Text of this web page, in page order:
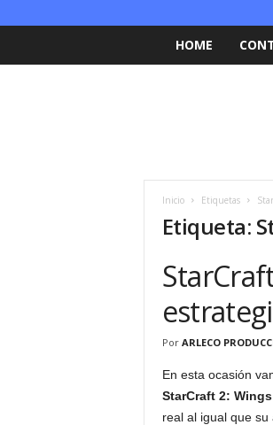
HOME
Inicio Etiquetas
Etiqueta:
Por ARLECO
En esta ocasión
StarCraft 2:
real al igual que